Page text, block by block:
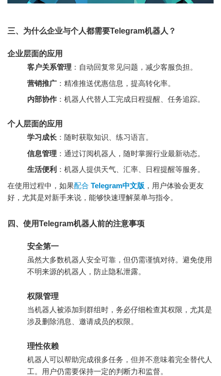
三、为什么企业与个人都需要Telegram机器人？
企业层面的应用
客户关系管理 ：自动回复常见问题，减少客服负担。
营销推广 ：精准推送优惠信息，提高转化率。
内部协作 ：机器人代替人工完成日程提醒、任务追踪。
个人层面的应用
学习成长 ：随时获取知识、练习语言。
信息管理 ：通过订阅机器人，随时掌握行业最新动态。
生活便利 ：机器人提供天气、汇率、日程提醒等服务。
在使用过程中，如果配合 Telegram中文版 ，用户体验会更友
好，尤其是对新手来说，能够快速理解菜单与指令。
四、使用Telegram机器人前的注意事项
安全第一
虽然大多数机器人安全可靠，但仍需谨慎对待。避免使用
不明来源的机器人，防止隐私泄露。
权限管理
当机器人被添加到群组时，务必仔细检查其权限，尤其是
涉及删除消息、邀请成员的权限。
理性依赖
机器人可以帮助完成很多任务，但并不意味着完全替代人
工。用户仍需要保持一定的判断力和监督。